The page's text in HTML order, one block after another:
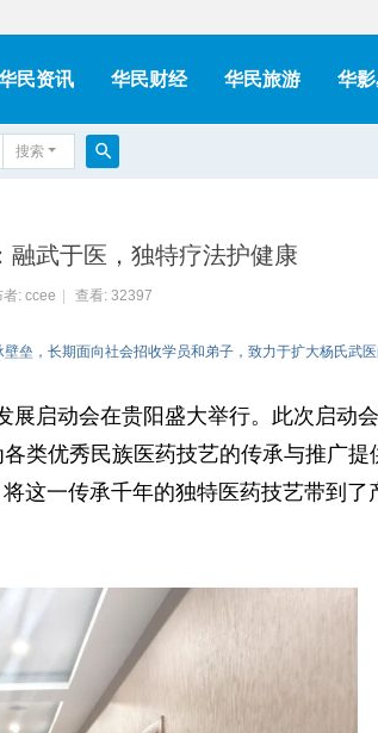
民资讯 华民财经 华民旅游 华
搜索
融武于医，独特疗法护健康
者: ccee 查看: 32397
垒，长期面向社会招收学员和弟子，致力于扩大杨氏武医
启动会在贵阳盛大举行。此次启动
类优秀民族医药技艺的传承与推广提
这一传承千年的独特医药技艺带到了